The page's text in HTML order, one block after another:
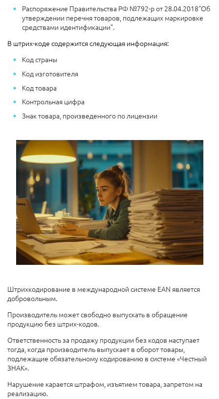
Распоряжение Правительства РФ №792-р от 28.04.2018“Об
утверждении перечня товаров, подлежащих маркировке
средствами идентификации”.
В штрих-коде содержится следующая информация:
Код страны
Код изготовителя
Код товара
Контрольная цифра
Знак товара, произведенного по лицензии
Штрихкодирование в международной системе EAN является
добровольным.
Производитель может свободно выпускать в обращение
продукцию без штрих-кодов.
Ответственность за продажу продукции без кодов наступает
тогда, когда производитель выпускает в оборот товары,
подлежащие обязательному кодированию в системе «Честный
ЗНАК».
Нарушение карается штрафом, изъятием товара, запретом на
реализацию.